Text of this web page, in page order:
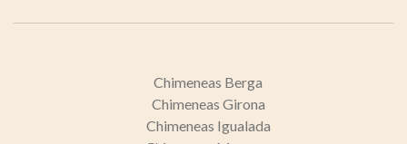
Chimeneas Berga
Chimeneas Girona
Chimeneas Igualada